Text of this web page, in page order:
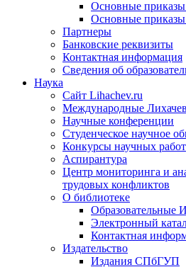
Основные приказы
Основные приказы
Партнеры
Банковские реквизиты
Контактная информация
Сведения об
Наука
Сайт Lihachev.ru
Международные
Научные конференции
Студенческое научное
Конкурсы научных работ
Аспирантура
Центр мониторинга и
трудовых конфликтов
О библиотеке
Образовательные
Электронный
Контактная
Издательство
Издания СПбГУП